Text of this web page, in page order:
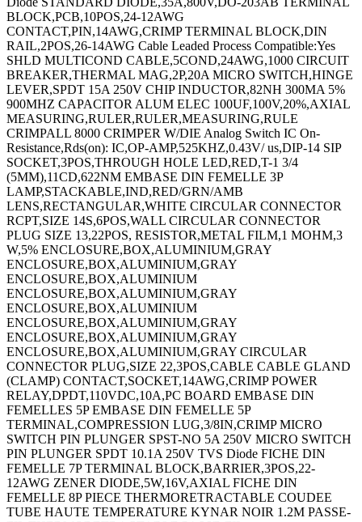
BLOCK,PCB,10POS,24-12AWG
CONTACT,PIN,14AWG,CRIMP TERMINAL BLOCK,DIN
RAIL,2POS,26-14AWG Cable Leaded Process Compatible:Yes
SHLD MULTICOND CABLE,5COND,24AWG,1000 CIRCUIT
BREAKER,THERMAL MAG,2P,20A MICRO SWITCH,HINGE
LEVER,SPDT 15A 250V CHIP INDUCTOR,82NH 300MA 5%
900MHZ CAPACITOR ALUM ELEC 100UF,100V,20%,AXIAL
MEASURING,RULER,RULER,MEASURING,RULE
CRIMPALL 8000 CRIMPER W/DIE Analog Switch IC On-
Resistance,Rds(on): IC,OP-AMP,525KHZ,0.43V/ us,DIP-14 SIP
SOCKET,3POS,THROUGH HOLE LED,RED,T-1 3/4
(5MM),11CD,622NM EMBASE DIN FEMELLE 3P
LAMP,STACKABLE,IND,RED/GRN/AMB
LENS,RECTANGULAR,WHITE CIRCULAR CONNECTOR
RCPT,SIZE 14S,6POS,WALL CIRCULAR CONNECTOR
PLUG SIZE 13,22POS, RESISTOR,METAL FILM,1 MOHM,3
W,5% ENCLOSURE,BOX,ALUMINIUM,GRAY
ENCLOSURE,BOX,ALUMINIUM,GRAY
ENCLOSURE,BOX,ALUMINIUM
ENCLOSURE,BOX,ALUMINIUM,GRAY
ENCLOSURE,BOX,ALUMINIUM
ENCLOSURE,BOX,ALUMINIUM,GRAY
ENCLOSURE,BOX,ALUMINIUM,GRAY
ENCLOSURE,BOX,ALUMINIUM,GRAY CIRCULAR
CONNECTOR PLUG,SIZE 22,3POS,CABLE CABLE GLAND
(CLAMP) CONTACT,SOCKET,14AWG,CRIMP POWER
RELAY,DPDT,110VDC,10A,PC BOARD EMBASE DIN
FEMELLES 5P EMBASE DIN FEMELLE 5P
TERMINAL,COMPRESSION LUG,3/8IN,CRIMP MICRO
SWITCH PIN PLUNGER SPST-NO 5A 250V MICRO SWITCH
PIN PLUNGER SPDT 10.1A 250V TVS Diode FICHE DIN
FEMELLE 7P TERMINAL BLOCK,BARRIER,3POS,22-
12AWG ZENER DIODE,5W,16V,AXIAL FICHE DIN
FEMELLE 8P PIECE THERMORETRACTABLE COUDEE
TUBE HAUTE TEMPERATURE KYNAR NOIR 1.2M PASSE-